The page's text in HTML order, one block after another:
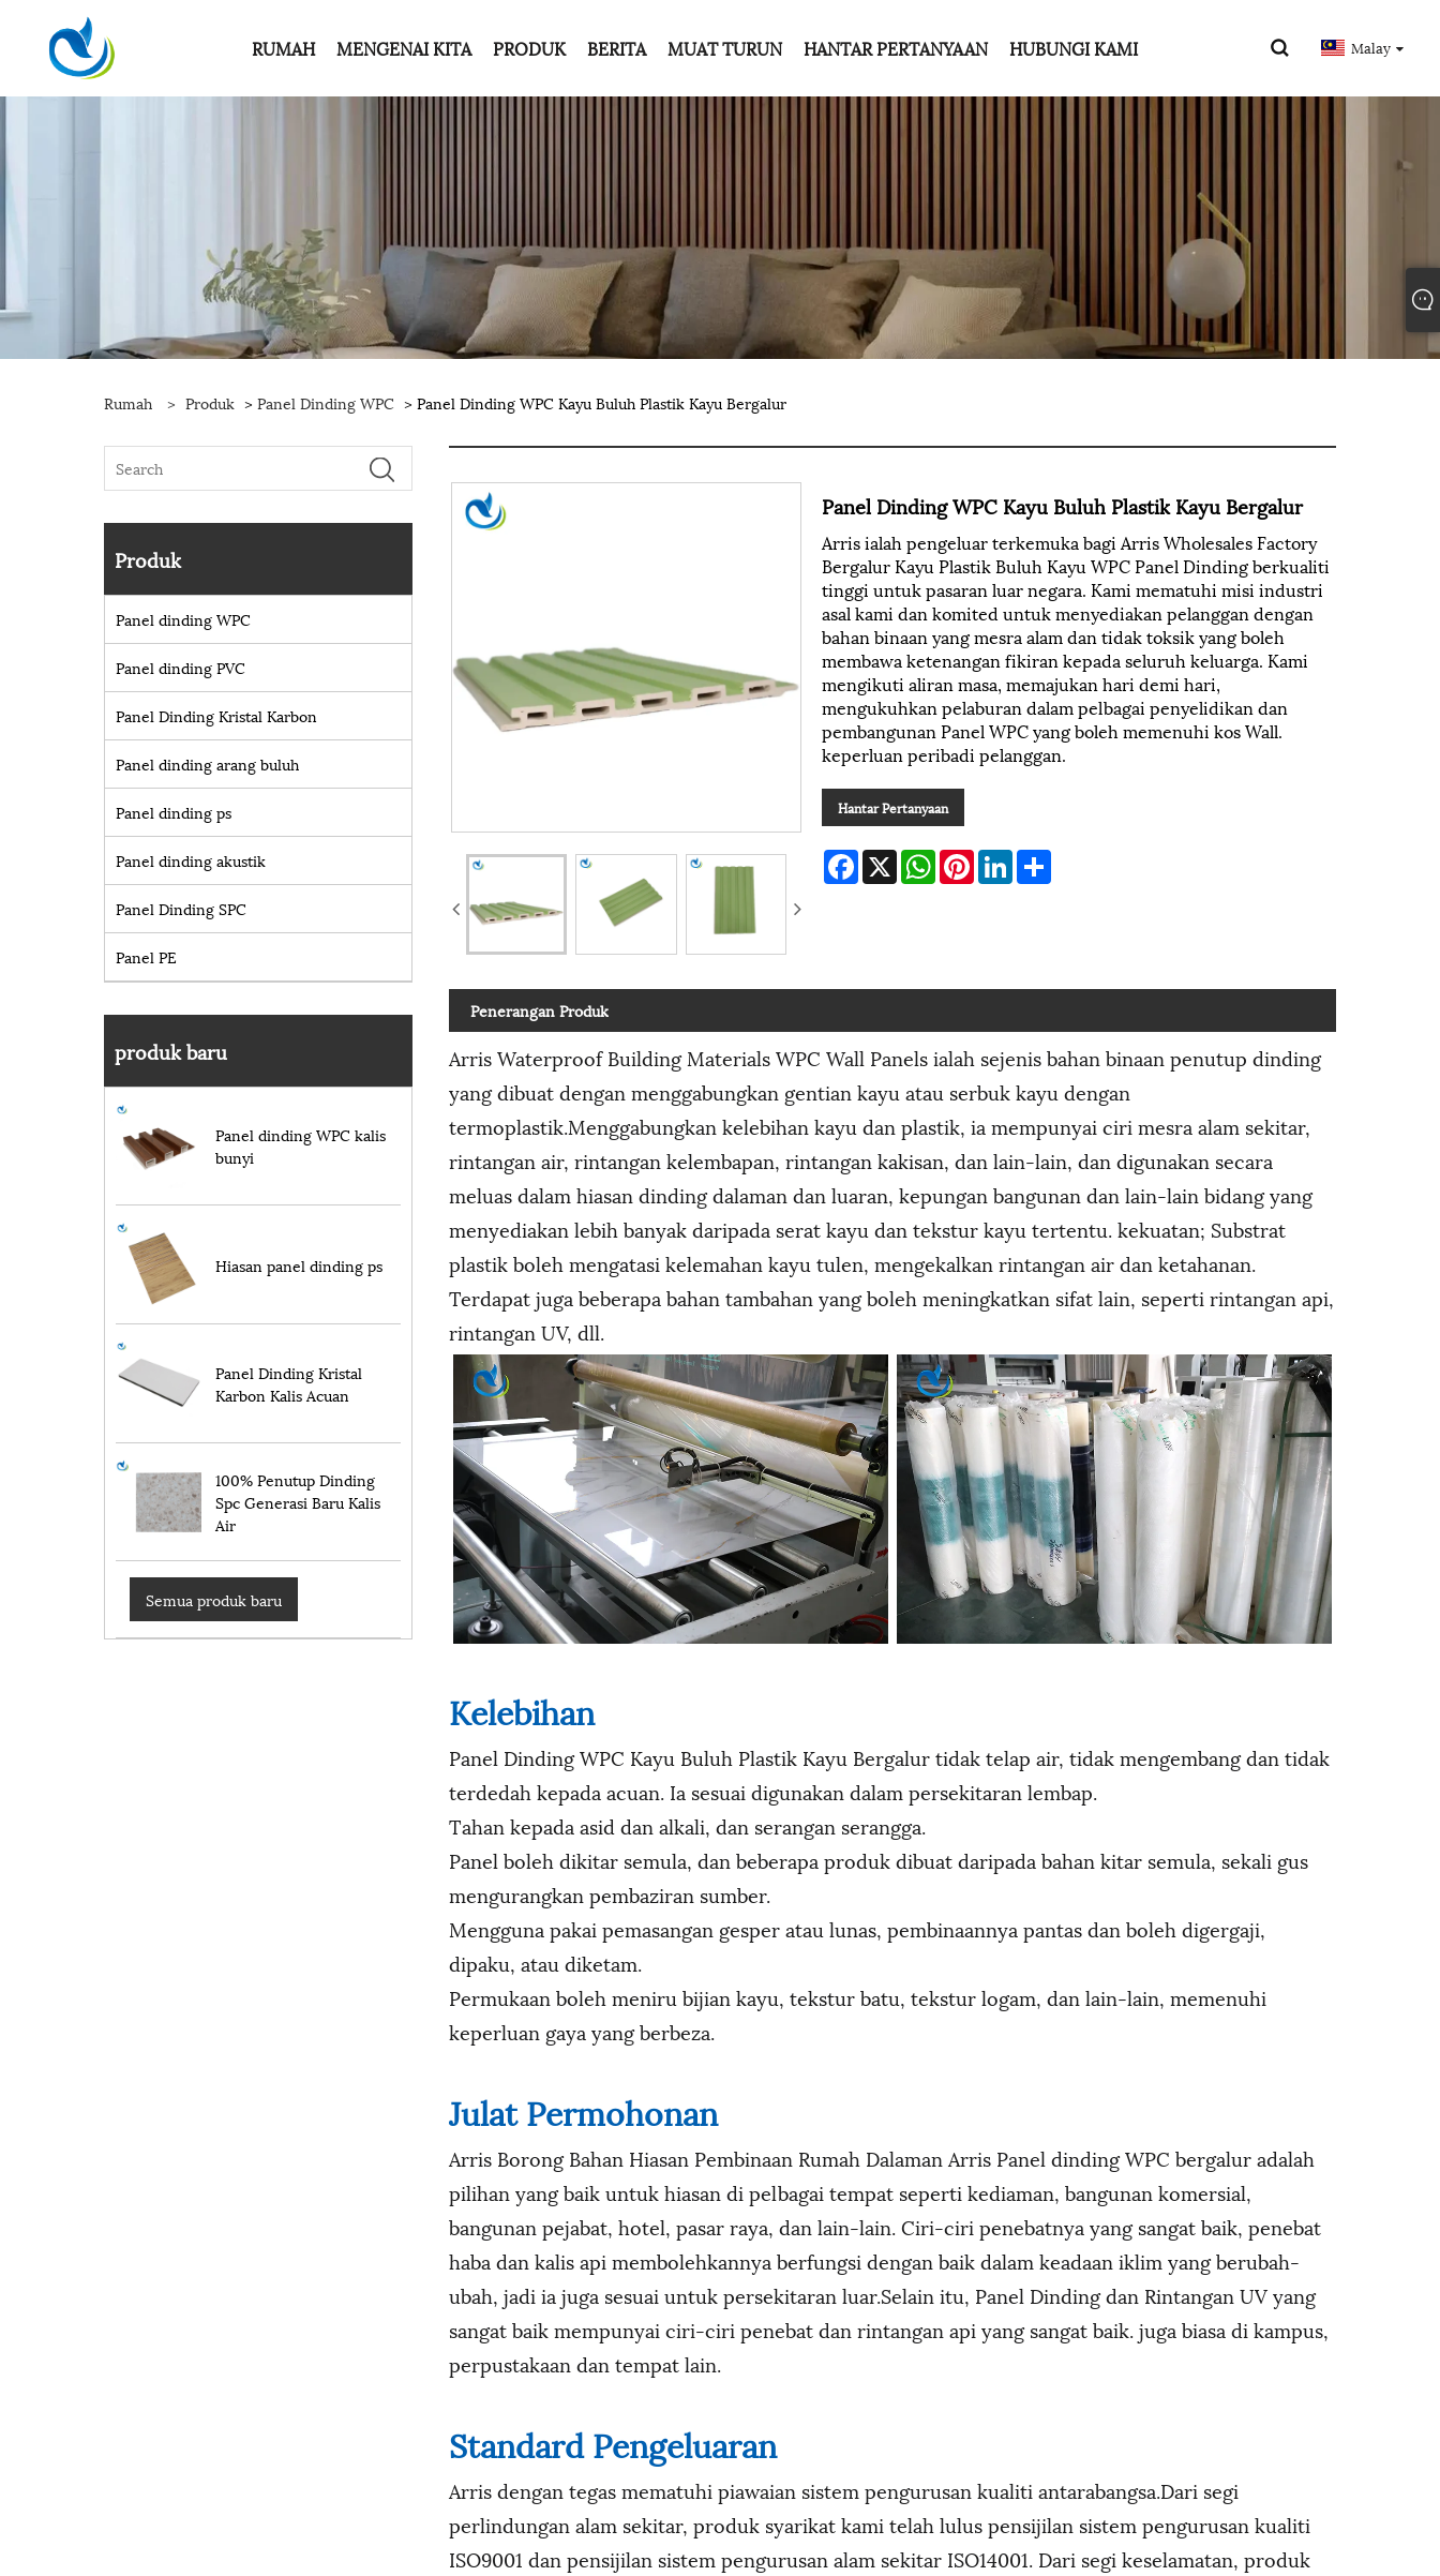
RUMAH MENGENAI KITA PRODUK BERITA MUAT TURUN HANTAR PERTANYAAN HUBUNGI KAMI Malay
Rumah > Produk > Panel Dinding WPC > Panel Dinding WPC Kayu Buluh Plastik Kayu Bergalur
Produk
Panel dinding WPC
Panel dinding PVC
Panel Dinding Kristal Karbon
Panel dinding arang buluh
Panel dinding ps
Panel dinding akustik
Panel Dinding SPC
Panel PE
produk baru
Panel dinding WPC kalis
bunyi
Hiasan panel dinding ps
Panel Dinding Kristal
Karbon Kalis Acuan
100% Penutup Dinding
Spc Generasi Baru Kalis
Air
Semua produk baru
Panel Dinding WPC Kayu Buluh Plastik Kayu Bergalur
Arris ialah pengeluar terkemuka bagi Arris Wholesales Factory
Bergalur Kayu Plastik Buluh Kayu WPC Panel Dinding berkualiti
tinggi untuk pasaran luar negara. Kami mematuhi misi industri
asal kami dan komited untuk menyediakan pelanggan dengan
bahan binaan yang mesra alam dan tidak toksik yang boleh
membawa ketenangan fikiran kepada seluruh keluarga. Kami
mengikuti aliran masa, memajukan hari demi hari,
mengukuhkan pelaburan dalam pelbagai penyelidikan dan
pembangunan Panel WPC yang boleh memenuhi kos Wall.
keperluan peribadi pelanggan.
Hantar Pertanyaan
Facebook
X WhatsAppPinterestLinkedInShare
Penerangan Produk
Arris Waterproof Building Materials WPC Wall Panels ialah sejenis bahan binaan penutup dinding
yang dibuat dengan menggabungkan gentian kayu atau serbuk kayu dengan
termoplastik.Menggabungkan kelebihan kayu dan plastik, ia mempunyai ciri mesra alam sekitar,
rintangan air, rintangan kelembapan, rintangan kakisan, dan lain-lain, dan digunakan secara
meluas dalam hiasan dinding dalaman dan luaran, kepungan bangunan dan lain-lain bidang yang
menyediakan lebih banyak daripada serat kayu dan tekstur kayu tertentu. kekuatan; Substrat
plastik boleh mengatasi kelemahan kayu tulen, mengekalkan rintangan air dan ketahanan.
Terdapat juga beberapa bahan tambahan yang boleh meningkatkan sifat lain, seperti rintangan api,
rintangan UV, dll.
Kelebihan
Panel Dinding WPC Kayu Buluh Plastik Kayu Bergalur tidak telap air, tidak mengembang dan tidak
terdedah kepada acuan. Ia sesuai digunakan dalam persekitaran lembap.
Tahan kepada asid dan alkali, dan serangan serangga.
Panel boleh dikitar semula, dan beberapa produk dibuat daripada bahan kitar semula, sekali gus
mengurangkan pembaziran sumber.
Mengguna pakai pemasangan gesper atau lunas, pembinaannya pantas dan boleh digergaji,
dipaku, atau diketam.
Permukaan boleh meniru bijian kayu, tekstur batu, tekstur logam, dan lain-lain, memenuhi
keperluan gaya yang berbeza.
Julat Permohonan
Arris Borong Bahan Hiasan Pembinaan Rumah Dalaman Arris Panel dinding WPC bergalur adalah
pilihan yang baik untuk hiasan di pelbagai tempat seperti kediaman, bangunan komersial,
bangunan pejabat, hotel, pasar raya, dan lain-lain. Ciri-ciri penebatnya yang sangat baik, penebat
haba dan kalis api membolehkannya berfungsi dengan baik dalam keadaan iklim yang berubah-
ubah, jadi ia juga sesuai untuk persekitaran luar.Selain itu, Panel Dinding dan Rintangan UV yang
sangat baik mempunyai ciri-ciri penebat dan rintangan api yang sangat baik. juga biasa di kampus,
perpustakaan dan tempat lain.
Standard Pengeluaran
Arris dengan tegas mematuhi piawaian sistem pengurusan kualiti antarabangsa.Dari segi
perlindungan alam sekitar, produk syarikat kami telah lulus pensijilan sistem pengurusan kualiti
ISO9001 dan pensijilan sistem pengurusan alam sekitar ISO14001. Dari segi keselamatan, produk